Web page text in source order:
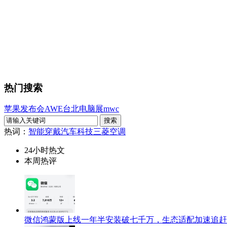
热门搜索
苹果发布会AWE台北电脑展mwc
热词： 智能穿戴汽车科技三菱空调
24小时热文
本周热评
微信鸿蒙版上线一年半安装破七千万，生态适配加速追